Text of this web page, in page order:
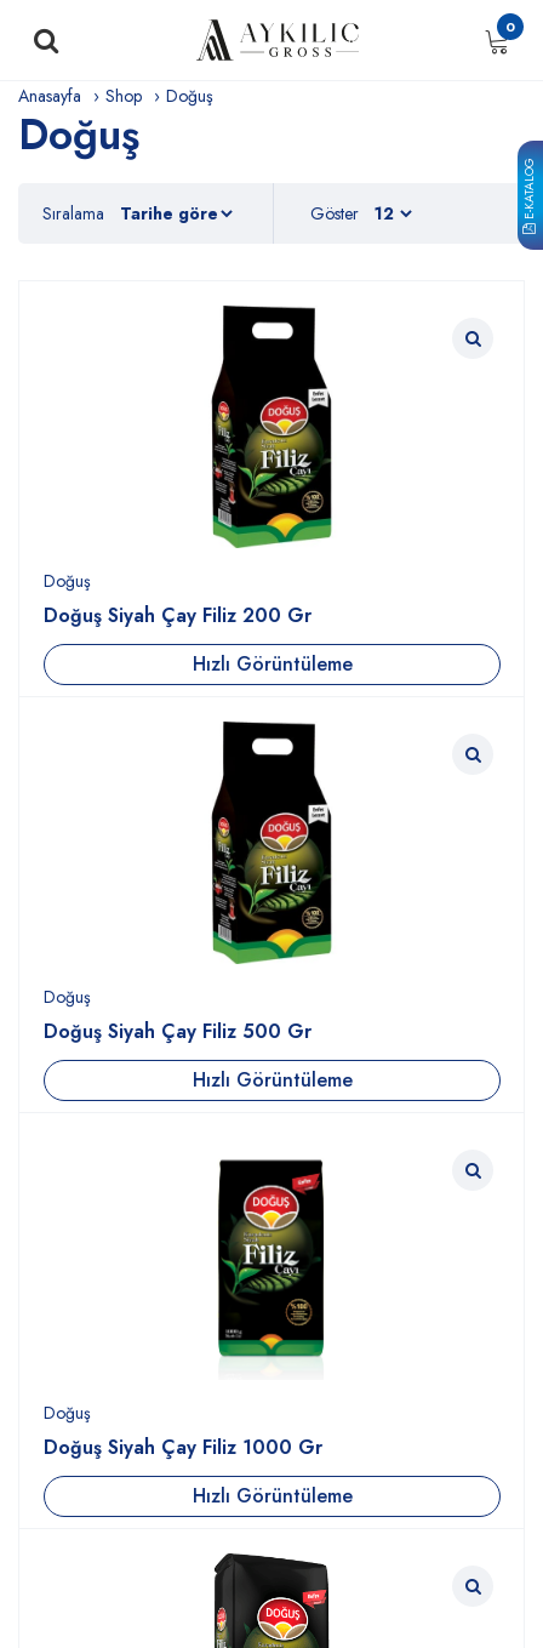
E-KATALOG
0
Anasayfa Shop Doğuş
Doğuş
Sıralama Göster
Doğuş
Doğuş Siyah Çay Filiz 200 Gr
Hızlı Görüntüleme
Doğuş
Doğuş Siyah Çay Filiz 500 Gr
Hızlı Görüntüleme
Doğuş
Doğuş Siyah Çay Filiz 1000 Gr
Hızlı Görüntüleme